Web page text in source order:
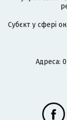
Cубєкт у сфері
Адреса: